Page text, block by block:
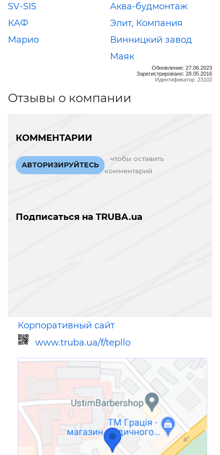
SV-SIS
Аква-будмонтаж
КАФ
Элит, Компания
Марио
Винницкий завод
Маяк
Обновление: 27.06.2023
Зарегистрировано: 28.05.2016
Идентификатор: 23102
Отзывы о компании
КОММЕНТАРИИ
АВТОРИЗИРУЙТЕСЬ
чтобы оставить
комментарий
Подписаться на TRUBA.ua
Корпоративный сайт
www.truba.ua/f/tepllo
Ссылка для мобильных устройств